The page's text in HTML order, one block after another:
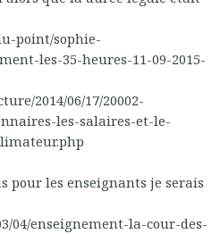
point/sophie-
les-35-heures-11-09-2015-
2014/06/17/20002-
les-salaires-et-le-
pour les enseignants je serais
04/enseignement-la-cour-des-